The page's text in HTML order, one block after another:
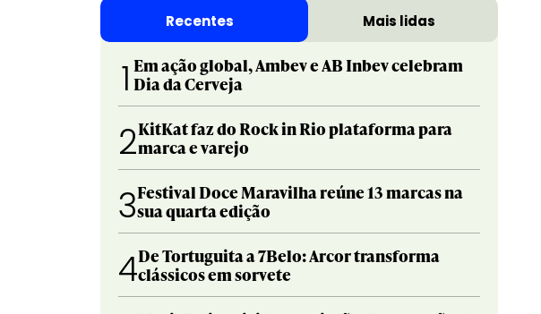
Recentes Mais lidas
1 Em ação global, Ambev e AB Inbev celebram
Dia da Cerveja
2KitKat faz do Rock in Rio plataforma para
marca e varejo
3Festival Doce Maravilha reúne 13 marcas na
sua quarta edição
4De Tortuguita a 7Belo: Arcor transforma
clássicos em sorvete